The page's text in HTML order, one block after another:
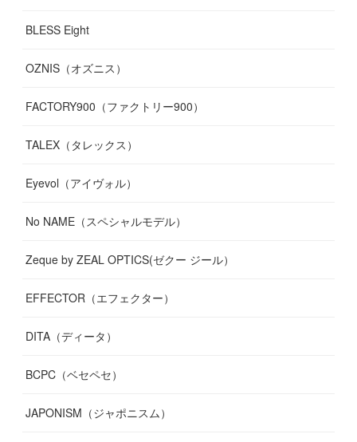
BLESS Eight
OZNIS（オズニス）
FACTORY900（ファクトリー900）
TALEX（タレックス）
Eyevol（アイヴォル）
No NAME（スペシャルモデル）
Zeque by ZEAL OPTICS(ゼクー ジール）
EFFECTOR（エフェクター）
DITA（ディータ）
BCPC（ベセペセ）
JAPONISM（ジャポニスム）